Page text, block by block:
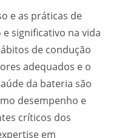
e as práticas de
significativo na vida
de condução
adequados e o
da bateria são
desempenho e
críticos dos
em